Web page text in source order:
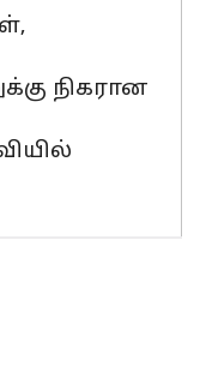
நிகரான